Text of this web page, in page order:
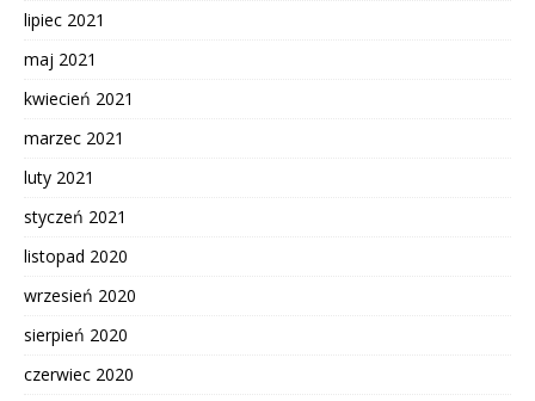
lipiec 2021
maj 2021
kwiecień 2021
marzec 2021
luty 2021
styczeń 2021
listopad 2020
wrzesień 2020
sierpień 2020
czerwiec 2020